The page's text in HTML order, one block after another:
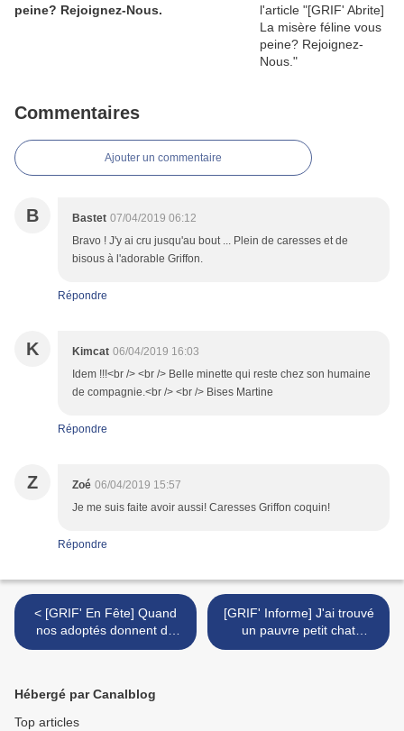
peine? Rejoignez-Nous.
Commentaires
Ajouter un commentaire
B Bastet 07/04/2019 06:12
Bravo ! J'y ai cru jusqu'au bout ... Plein de caresses et de
bisous à l'adorable Griffon.
Répondre
K Kimcat 06/04/2019 16:03
Idem !!!<br /> <br /> Belle minette qui reste chez son humaine
de compagnie.<br /> <br /> Bises Martine
Répondre
Z Zoé 06/04/2019 15:57
Je me suis faite avoir aussi! Caresses Griffon coquin!
Répondre
< [GRIF' En Fête] Quand
nos adoptés donnent de
leurs nouvelles!
[GRIF' Informe] J'ai trouvé
un pauvre petit chat
écrasé... >
Hébergé par Canalblog
Top articles